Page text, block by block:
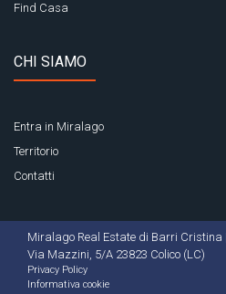
Find Casa
CHI SIAMO
Entra in Miralago
Territorio
Contatti
Miralago Real Estate di Barri Cristina
Via Mazzini, 5/A 23823 Colico (LC)
Privacy Policy
Informativa cookie